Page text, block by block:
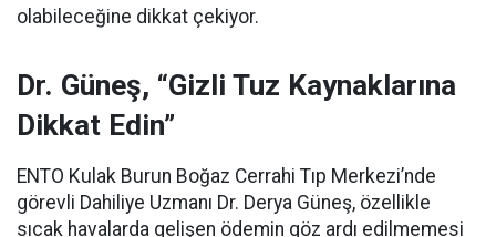
olabileceğine dikkat çekiyor.
Dr. Güneş, “Gizli Tuz Kaynaklarına
Dikkat Edin”
ENTO Kulak Burun Boğaz Cerrahi Tıp Merkezi’nde
görevli Dahiliye Uzmanı Dr. Derya Güneş, özellikle
sıcak havalarda gelişen ödemin göz ardı edilmemesi